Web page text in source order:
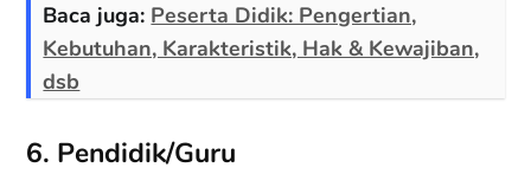
Baca juga: Peserta Didik: Pengertian,
Kebutuhan, Karakteristik, Hak & Kewajiban,
dsb
6. Pendidik/Guru